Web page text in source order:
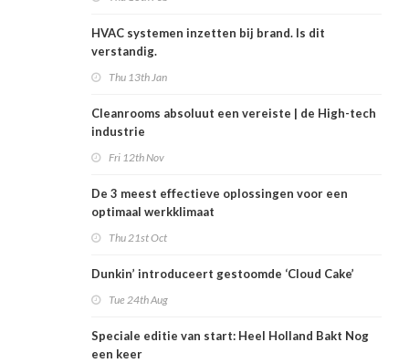
HVAC systemen inzetten bij brand. Is dit
verstandig.
Thu 13th Jan
Cleanrooms absoluut een vereiste | de High-tech
industrie
Fri 12th Nov
De 3 meest effectieve oplossingen voor een
optimaal werkklimaat
Thu 21st Oct
Dunkin’ introduceert gestoomde ‘Cloud Cake’
Tue 24th Aug
Speciale editie van start: Heel Holland Bakt Nog
een keer